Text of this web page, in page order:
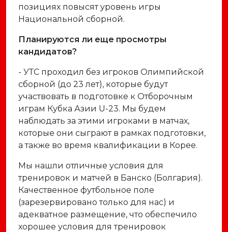
позициях повысят уровень игры
Национальной сборной.
Планируются ли еще просмотры
кандидатов?
- УТС проходил без игроков Олимпийской
сборной (до 23 лет), которые будут
участвовать в подготовке к Отборочным
играм Кубка Азии U-23. Мы будем
наблюдать за этими игроками в матчах,
которые они сыграют в рамках подготовки,
а также во время квалификации в Корее.
Мы нашли отличные условия для
тренировок и матчей в Банско (Болгария).
Качественное футбольное поле
(зарезервировано только для нас) и
адекватное размещение, что обеспечило
хорошее условия для тренировок